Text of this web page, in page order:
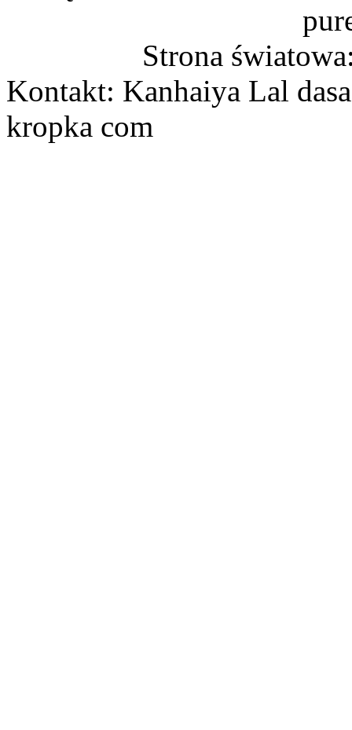
Strona
Kontakt: Kanhaiya Lal
kropka com